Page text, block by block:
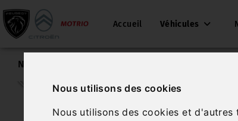
Nous utilisons des cookies
Nous utilisons des cookies et
Accueil Véhicules
Nos véhicules